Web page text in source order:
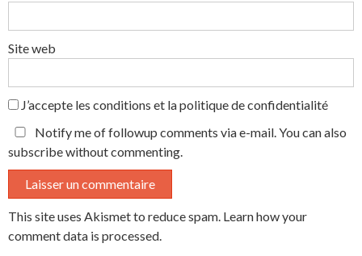
Site web
J’accepte les conditions et la politique de confidentialité
Notify me of followup comments via e-mail. You can also
subscribewithout commenting.
This site uses Akismet to reduce spam. Learn how your
comment data is processed.